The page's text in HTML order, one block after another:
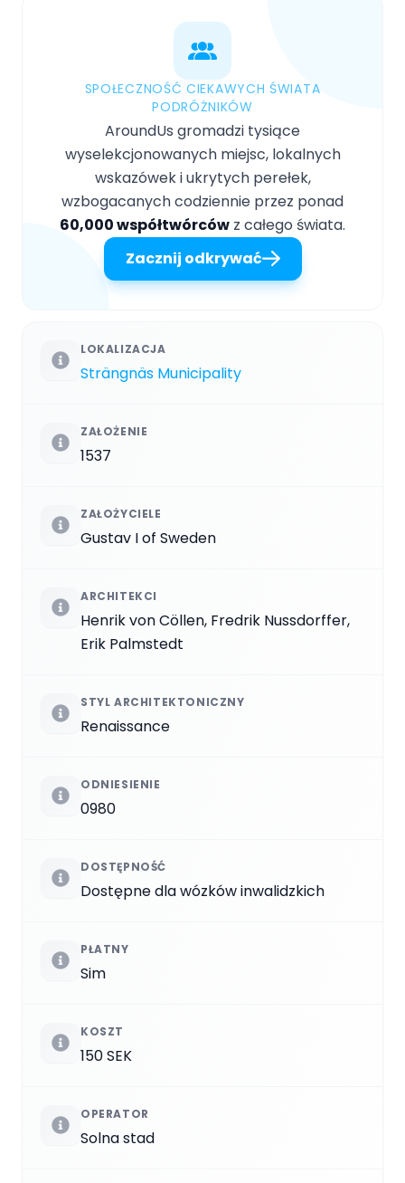
SPOŁECZNOŚĆ CIEKAWYCH ŚWIATA
PODRÓŻNIKÓW
AroundUs gromadzi tysiące
wyselekcjonowanych miejsc, lokalnych
wskazówek i ukrytych perełek,
wzbogacanych codziennie przez ponad
60,000 współtwórców z całego świata.
Zacznij odkrywać
LOKALIZACJA
Strängnäs Municipality
ZAŁOŻENIE
1537
ZAŁOŻYCIELE
Gustav I of Sweden
ARCHITEKCI
Henrik von Cöllen, Fredrik Nussdorffer,
Erik Palmstedt
STYL ARCHITEKTONICZNY
Renaissance
ODNIESIENIE
0980
DOSTĘPNOŚĆ
Dostępne dla wózków inwalidzkich
PŁATNY
Sim
KOSZT
150 SEK
OPERATOR
Solna stad